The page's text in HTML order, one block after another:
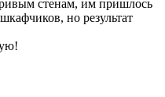
стенам, им пришлось
но результат